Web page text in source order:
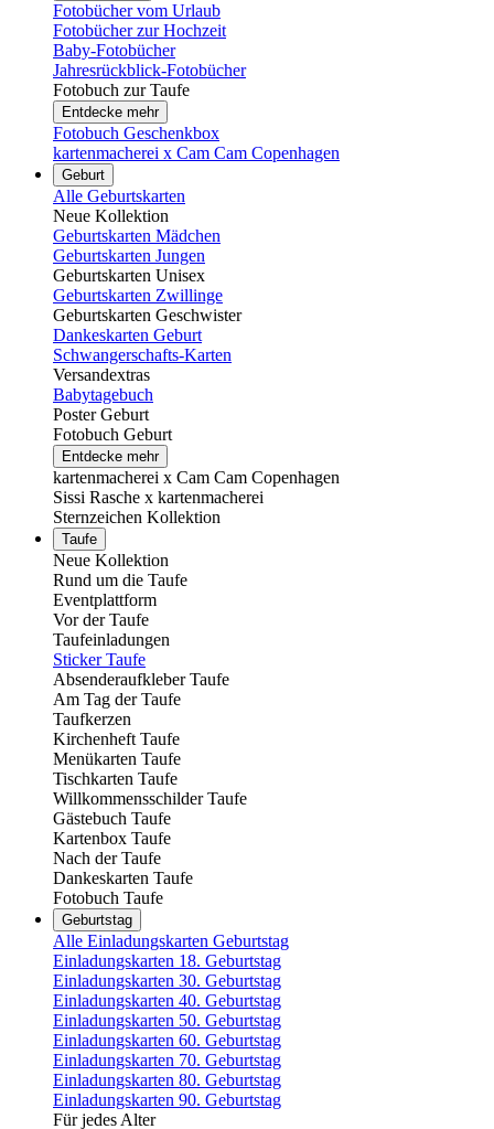
Fotobücher vom Urlaub
Fotobücher zur Hochzeit
Baby-Fotobücher
Jahresrückblick-Fotobücher
Fotobuch zur Taufe
Entdecke mehr
Fotobuch Geschenkbox
kartenmacherei x Cam Cam Copenhagen
Geburt
Alle Geburtskarten
Neue Kollektion
Geburtskarten Mädchen
Geburtskarten Jungen
Geburtskarten Unisex
Geburtskarten Zwillinge
Geburtskarten Geschwister
Dankeskarten Geburt
Schwangerschafts-Karten
Versandextras
Babytagebuch
Poster Geburt
Fotobuch Geburt
Entdecke mehr
kartenmacherei x Cam Cam Copenhagen
Sissi Rasche x kartenmacherei
Sternzeichen Kollektion
Taufe
Neue Kollektion
Rund um die Taufe
Eventplattform
Vor der Taufe
Taufeinladungen
Sticker Taufe
Absenderaufkleber Taufe
Am Tag der Taufe
Taufkerzen
Kirchenheft Taufe
Menükarten Taufe
Tischkarten Taufe
Willkommensschilder Taufe
Gästebuch Taufe
Kartenbox Taufe
Nach der Taufe
Dankeskarten Taufe
Fotobuch Taufe
Geburtstag
Alle Einladungskarten Geburtstag
Einladungskarten 18. Geburtstag
Einladungskarten 30. Geburtstag
Einladungskarten 40. Geburtstag
Einladungskarten 50. Geburtstag
Einladungskarten 60. Geburtstag
Einladungskarten 70. Geburtstag
Einladungskarten 80. Geburtstag
Einladungskarten 90. Geburtstag
Für jedes Alter